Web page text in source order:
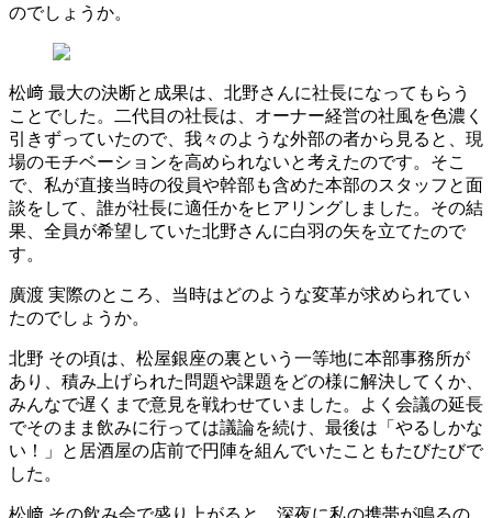
のでしょうか。
松﨑 最大の決断と成果は、北野さんに社長になってもらう
ことでした。二代目の社長は、オーナー経営の社風を色濃く
引きずっていたので、我々のような外部の者から見ると、現
場のモチベーションを高められないと考えたのです。そこ
で、私が直接当時の役員や幹部も含めた本部のスタッフと面
談をして、誰が社長に適任かをヒアリングしました。その結
果、全員が希望していた北野さんに白羽の矢を立てたので
す。
廣渡 実際のところ、当時はどのような変革が求められてい
たのでしょうか。
北野 その頃は、松屋銀座の裏という一等地に本部事務所が
あり、積み上げられた問題や課題をどの様に解決してくか、
みんなで遅くまで意見を戦わせていました。よく会議の延長
でそのまま飲みに行っては議論を続け、最後は「やるしかな
い！」と居酒屋の店前で円陣を組んでいたこともたびたびで
した。
松﨑 その飲み会で盛り上がると、深夜に私の携帯が鳴るの